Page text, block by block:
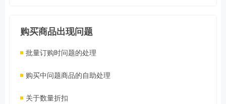
购买商品出现问题
批量订购时问题的处理
购买中问题商品的自助处理
关于数量折扣